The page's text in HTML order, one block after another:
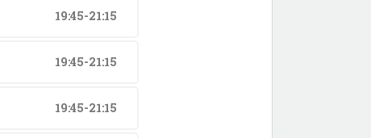
19:45-21:15
19:45-21:15
19:45-21:15